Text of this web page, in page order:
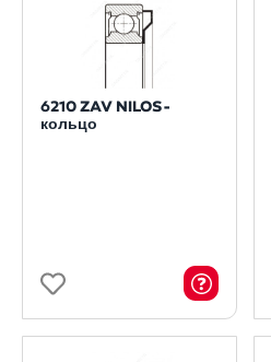
6210 ZAV NILOS-
кольцо